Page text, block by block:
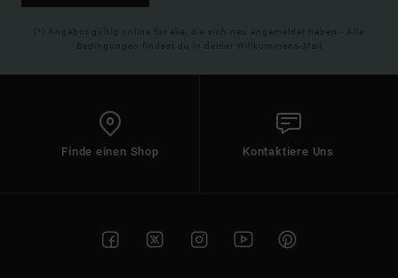
(*) Angebot gültig online für alle, die sich neu angemeldet haben - Alle
Bedingungen findest du in deiner Willkommens-Mail
Finde einen Shop Kontaktiere Uns